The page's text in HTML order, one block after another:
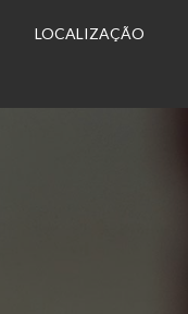
LOCALIZAÇÃO